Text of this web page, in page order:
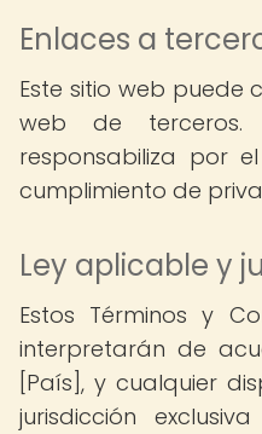
Enlaces a
Este sitio web puede
web de
responsabiliza por
cumplimiento de
Ley aplicable y
Estos Términos y
interpretarán de
[País], y cualquier
jurisdicción